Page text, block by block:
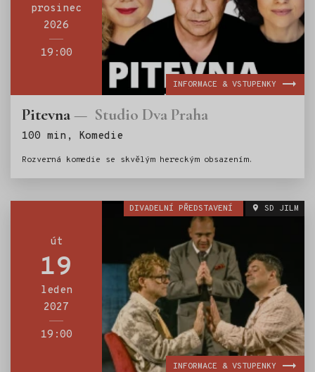
prosinec
2026
19:00
Pitevna Studio Dva Praha
100 min, Komedie
Rozverná komedie se skvělým hereckým obsazením.
INFORMACE & VSTUPENKY
út
19
leden
2027
19:00
DIVADELNÍ PŘEDSTAVENÍ SD JILM
INFORMACE & VSTUPENKY